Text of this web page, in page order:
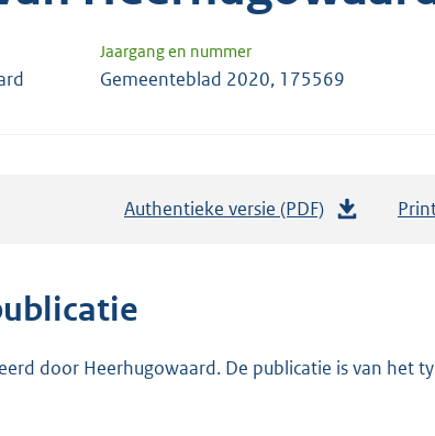
Jaargang en nummer
Gemeenteblad 2020, 175569
Authentieke versie (PDF)
door Heerhugowaard. De publicatie is van het